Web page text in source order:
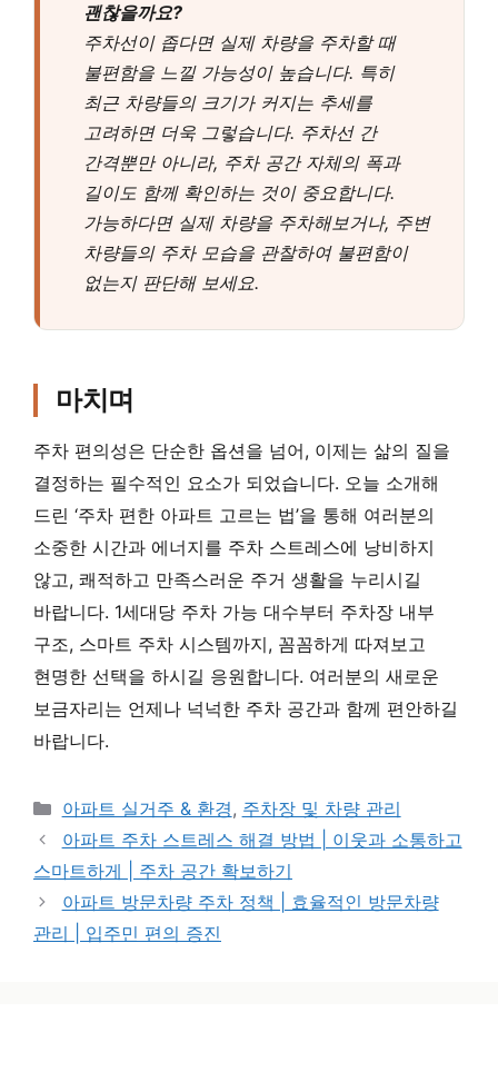
괜찮을까요?
주차선이 좁다면 실제 차량을 주차할 때
불편함을 느낄 가능성이 높습니다. 특히
최근 차량들의 크기가 커지는 추세를
고려하면 더욱 그렇습니다. 주차선 간
간격뿐만 아니라, 주차 공간 자체의 폭과
길이도 함께 확인하는 것이 중요합니다.
가능하다면 실제 차량을 주차해보거나, 주변
차량들의 주차 모습을 관찰하여 불편함이
없는지 판단해 보세요.
마치며
주차 편의성은 단순한 옵션을 넘어, 이제는 삶의 질을
결정하는 필수적인 요소가 되었습니다. 오늘 소개해
드린 ‘주차 편한 아파트 고르는 법’을 통해 여러분의
소중한 시간과 에너지를 주차 스트레스에 낭비하지
않고, 쾌적하고 만족스러운 주거 생활을 누리시길
바랍니다. 1세대당 주차 가능 대수부터 주차장 내부
구조, 스마트 주차 시스템까지, 꼼꼼하게 따져보고
현명한 선택을 하시길 응원합니다. 여러분의 새로운
보금자리는 언제나 넉넉한 주차 공간과 함께 편안하길
바랍니다.
카테고리
아파트 실거주 & 환경, 주차장 및 차량 관리
아파트 주차 스트레스 해결 방법 | 이웃과 소통하고
스마트하게 | 주차 공간 확보하기
아파트 방문차량 주차 정책 | 효율적인 방문차량
관리 | 입주민 편의 증진